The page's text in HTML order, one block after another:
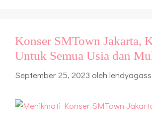
Konser SMTown Jakarta,
Untuk Semua Usia dan
September 25, 2023 oleh